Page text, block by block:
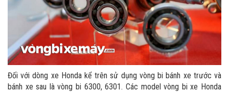
Đối với dòng xe Honda kể trên sử dụng vòng bi bánh xe trước và
bánh xe sau là vòng bi 6300, 6301. Các model vòng bi xe Honda